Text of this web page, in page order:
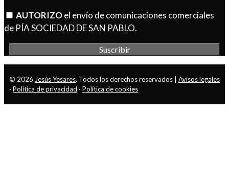
AUTORIZOel envío de comunicaciones comerciales
de PÍA SOCIEDAD DE SAN PABLO.
© 2026 Jesús Yesares. Todos los derechos reservados | Avisos legales
· Política de privacidad · Política de cookies